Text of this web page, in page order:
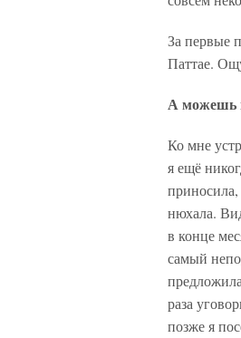
За первые
Паттае.
А можешь
Ко мне
я ещё
нюхала.
в конце
самый
раза
позже я